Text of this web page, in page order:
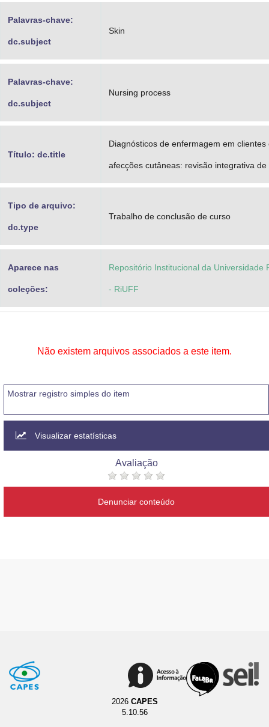
Palavras-chave:
dc.subject
Skin
Palavras-chave:
dc.subject
Nursing process
Título: dc.title
Diagnósticos de enfermagem em clientes
afecções cutâneas: revisão integrativa
Tipo de arquivo:
dc.type
Trabalho de conclusão de curso
Aparece nas
coleções:
Repositório Institucional da Universidade
- RiUFF
Não existem arquivos associados a este item.
Mostrar registro simples do item
Visualizar estatísticas
Avaliação
Denunciar conteúdo
2026 CAPES
5.10.56